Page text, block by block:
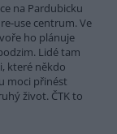
na Pardubicku
use centrum. Ve
ho plánuje
Lidé tam
které někdo
moci přinést
život. ČTK to